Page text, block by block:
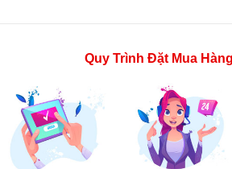
Quy Trình Đặt Mua